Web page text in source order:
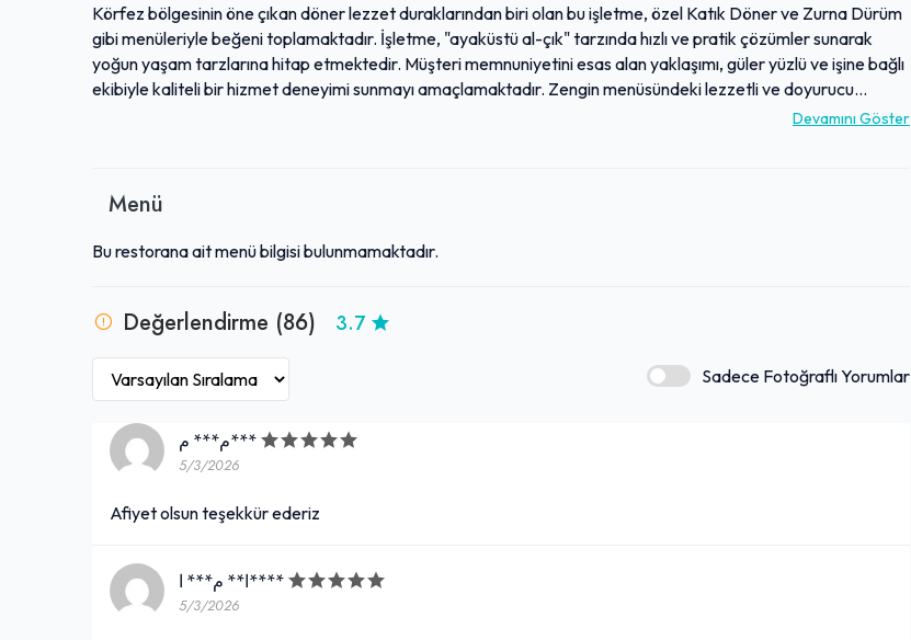
Körfez bölgesinin öne çıkan döner lezzet duraklarından biri olan bu işletme, özel Katık Döner ve Zurna Dürüm
gibi menüleriyle beğeni toplamaktadır. İşletme, "ayaküstü al-çık" tarzında hızlı ve pratik çözümler sunarak
yoğun yaşam tarzlarına hitap etmektedir. Müşteri memnuniyetini esas alan yaklaşımı, güler yüzlü ve işine bağlı
ekibiyle kaliteli bir hizmet deneyimi sunmayı amaçlamaktadır. Zengin menüsündeki lezzetli ve doyurucu
seçenekleri uygun fiyatlarla buluşturan mekan, geniş bir müşteri kitlesine hitap etmektedir. Hızlı paket servis
Devamını Göster
Menü
Bu restorana ait menü bilgisi bulunmamaktadır.
Değerlendirme (86) 3.7
Sadece Fotoğraflı Yorumlar
م*** م***
5/3/2026
Afiyet olsun teşekkür ederiz
ا** م*** ا****
5/3/2026